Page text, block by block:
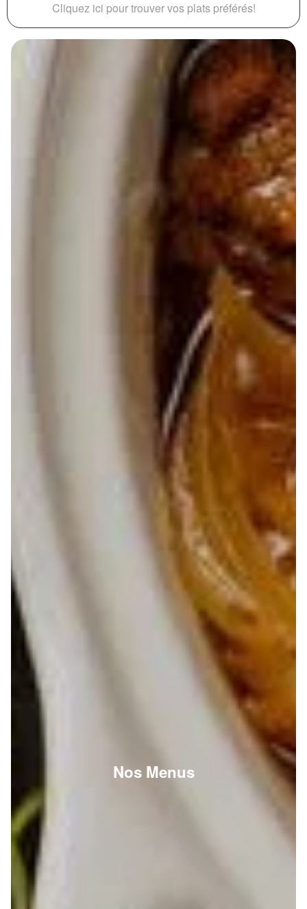
Cliquez ici pour trouver vos plats préférés!
Nos Menus